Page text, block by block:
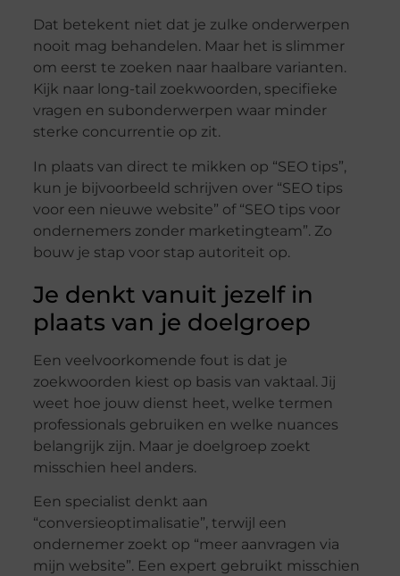
Dat betekent niet dat je zulke onderwerpen
nooit mag behandelen. Maar het is slimmer
om eerst te zoeken naar haalbare varianten.
Kijk naar long-tail zoekwoorden, specifieke
vragen en subonderwerpen waar minder
sterke concurrentie op zit.
In plaats van direct te mikken op “SEO tips”,
kun je bijvoorbeeld schrijven over “SEO tips
voor een nieuwe website” of “SEO tips voor
ondernemers zonder marketingteam”. Zo
bouw je stap voor stap autoriteit op.
Je denkt vanuit jezelf in
plaats van je doelgroep
Een veelvoorkomende fout is dat je
zoekwoorden kiest op basis van vaktaal. Jij
weet hoe jouw dienst heet, welke termen
professionals gebruiken en welke nuances
belangrijk zijn. Maar je doelgroep zoekt
misschien heel anders.
Een specialist denkt aan
“conversieoptimalisatie”, terwijl een
ondernemer zoekt op “meer aanvragen via
mijn website”. Een expert gebruikt misschien